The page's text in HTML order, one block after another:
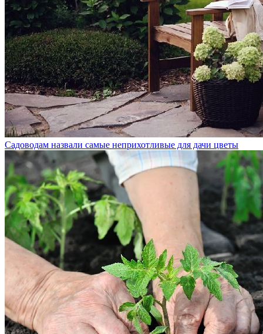
Садоводам назвали самые неприхотливые для дачи цветы